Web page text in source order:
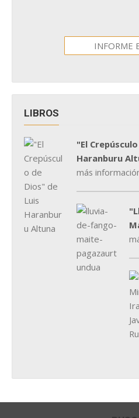
INFORME
LIBROS
"El
Haranburu
más